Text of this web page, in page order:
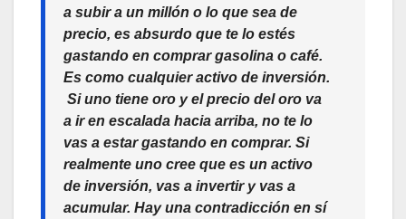
a subir a un millón o lo que sea de
precio, es absurdo que te lo estés
gastando en comprar gasolina o café.
Es como cualquier activo de inversión.
Si uno tiene oro y el precio del oro va
a ir en escalada hacia arriba, no te lo
vas a estar gastando en comprar. Si
realmente uno cree que es un activo
de inversión, vas a invertir y vas a
acumular. Hay una contradicción en sí